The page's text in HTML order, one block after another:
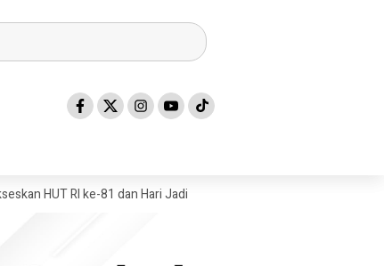
RI ke-81 dan Hari Jadi Sulawesi Barat ke-22